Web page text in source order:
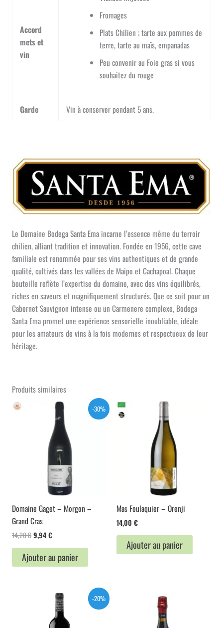
Accord
mets et
vin
Fromages
Plats Chilien ; tarte aux pommes de
terre, tarte au maïs, empanadas
Peu convenir au Foie gras si vous
souhaitez du rouge
Garde Vin à conserver pendant 5 ans.
Le Domaine Bodega Santa Ema incarne l’essence même du terroir
chilien, alliant tradition et innovation. Fondée en 1956, cette cave
familiale est renommée pour ses vins authentiques et de grande
qualité, cultivés dans les vallées de Maipo et Cachapoal. Chaque
bouteille reflète l’expertise du domaine, avec des vins équilibrés,
riches en saveurs et magnifiquement structurés. Que ce soit pour un
Cabernet Sauvignon intense ou un Carmenere complexe, Bodega
Santa Ema promet une expérience sensorielle inoubliable, idéale
pour les amateurs de vins à la fois modernes et respectueux de leur
héritage.
Produits similaires
-30%
Domaine Gaget – Morgon –
Grand Cras
14,20€Le
initial
était :
9,94€Le
est :
Ajouter au panier
Mas Foulaquier – Orenji
14,00 €
Ajouter au panier
-20%